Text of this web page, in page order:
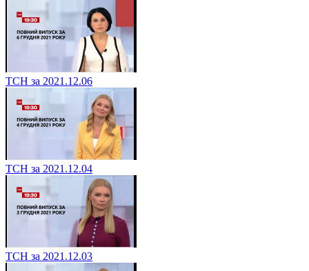
ТСН за 2021.12.06
ТСН за 2021.12.04
ТСН за 2021.12.03